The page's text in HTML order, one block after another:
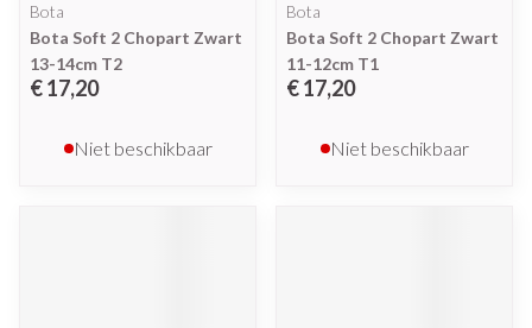
Bota
Bota Soft 2 Chopart Zwart
13-14cm T2
€ 17,20
Niet beschikbaar
Bota
Bota Soft 2 Chopart Zwart
11-12cm T1
€ 17,20
Niet beschikbaar